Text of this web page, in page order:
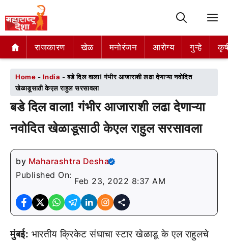
राजकारण खेळ मनोरंजन आरोग्य गुन्हे
राजकारण खेळ मनोरंजन आरोग्य गुन्हे
Home - India -बडे दिल वाला! गंभीर आजाराशी लढा देणाऱ्या नवोदित
खेळाडूसाठी केएल राहुल सरसावला
बडे दिल वाला! गंभीर आजाराशी लढा देणाऱ्या
नवोदित खेळाडूसाठी केएल राहुल सरसावला
by Maharashtra Desha
Published On:
Feb 23, 2022 8:37 AM
मुंबई: भारतीय क्रिकेट संघाचा स्टार खेळाडू के एल राहुलचे